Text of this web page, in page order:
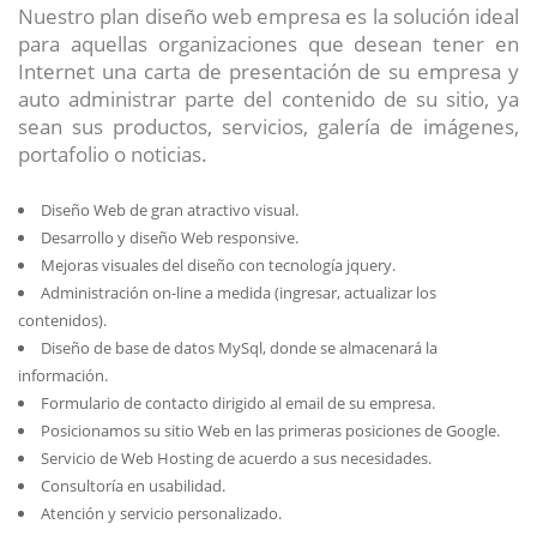
Nuestro plan diseño web empresa es la solución ideal
para aquellas organizaciones que desean tener en
Internet una carta de presentación de su empresa y
auto administrar parte del contenido de su sitio, ya
sean sus productos, servicios, galería de imágenes,
portafolio o noticias.
Diseño Web de gran atractivo visual.
Desarrollo y diseño Web responsive.
Mejoras visuales del diseño con tecnología jquery.
Administración on-line a medida (ingresar, actualizar los
contenidos).
Diseño de base de datos MySql, donde se almacenará la
información.
Formulario de contacto dirigido al email de su empresa.
Posicionamos su sitio Web en las primeras posiciones de Google.
Servicio de Web Hosting de acuerdo a sus necesidades.
Consultoría en usabilidad.
Atención y servicio personalizado.